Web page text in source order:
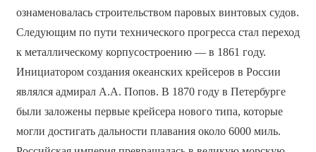
ознаменовалась строительством паровых винтовых судов.
Следующим по пути технического прогресса стал переход
к металлическому корпусостроению — в 1861 году.
Инициатором создания океанских крейсеров в России
являлся адмирал А.А. Попов. В 1870 году в Петербурге
были заложены первые крейсера нового типа, которые
могли достигать дальности плавания около 6000 миль.